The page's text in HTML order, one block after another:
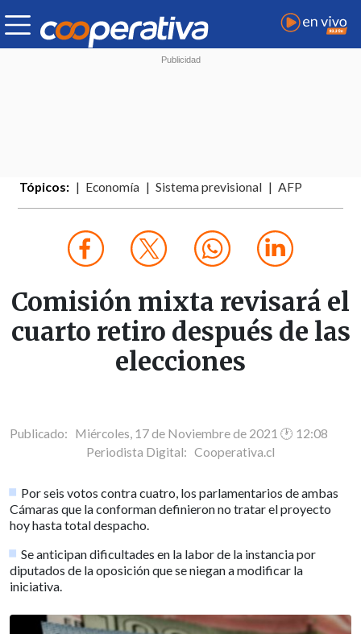
Tópicos: Economía Sistema previsional AFP
Comisión mixta revisará el
cuarto retiro después de las
elecciones
Publicado: Miércoles, 17 de Noviembre de 2021 🕐 12:08
Periodista Digital: Cooperativa.cl
Por seis votos contra cuatro, los parlamentarios de ambas
Cámaras que la conforman definieron no tratar el proyecto
hoy hasta total despacho.
Se anticipan dificultades en la labor de la instancia por
diputados de la oposición que se niegan a modificar la
iniciativa.